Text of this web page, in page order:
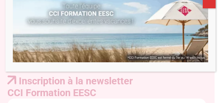
Inscription à la newsletter
CCI Formation EESC